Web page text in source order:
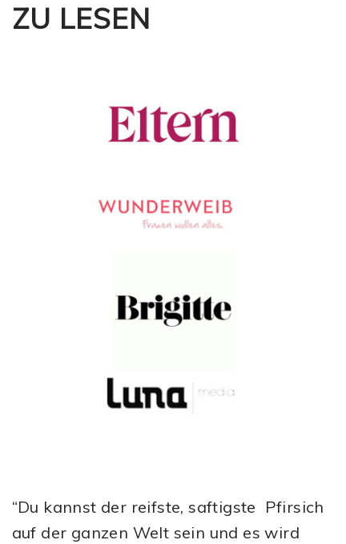
ZU LESEN
“Du kannst der reifste, saftigste Pfirsich
auf der ganzen Welt sein und es wird